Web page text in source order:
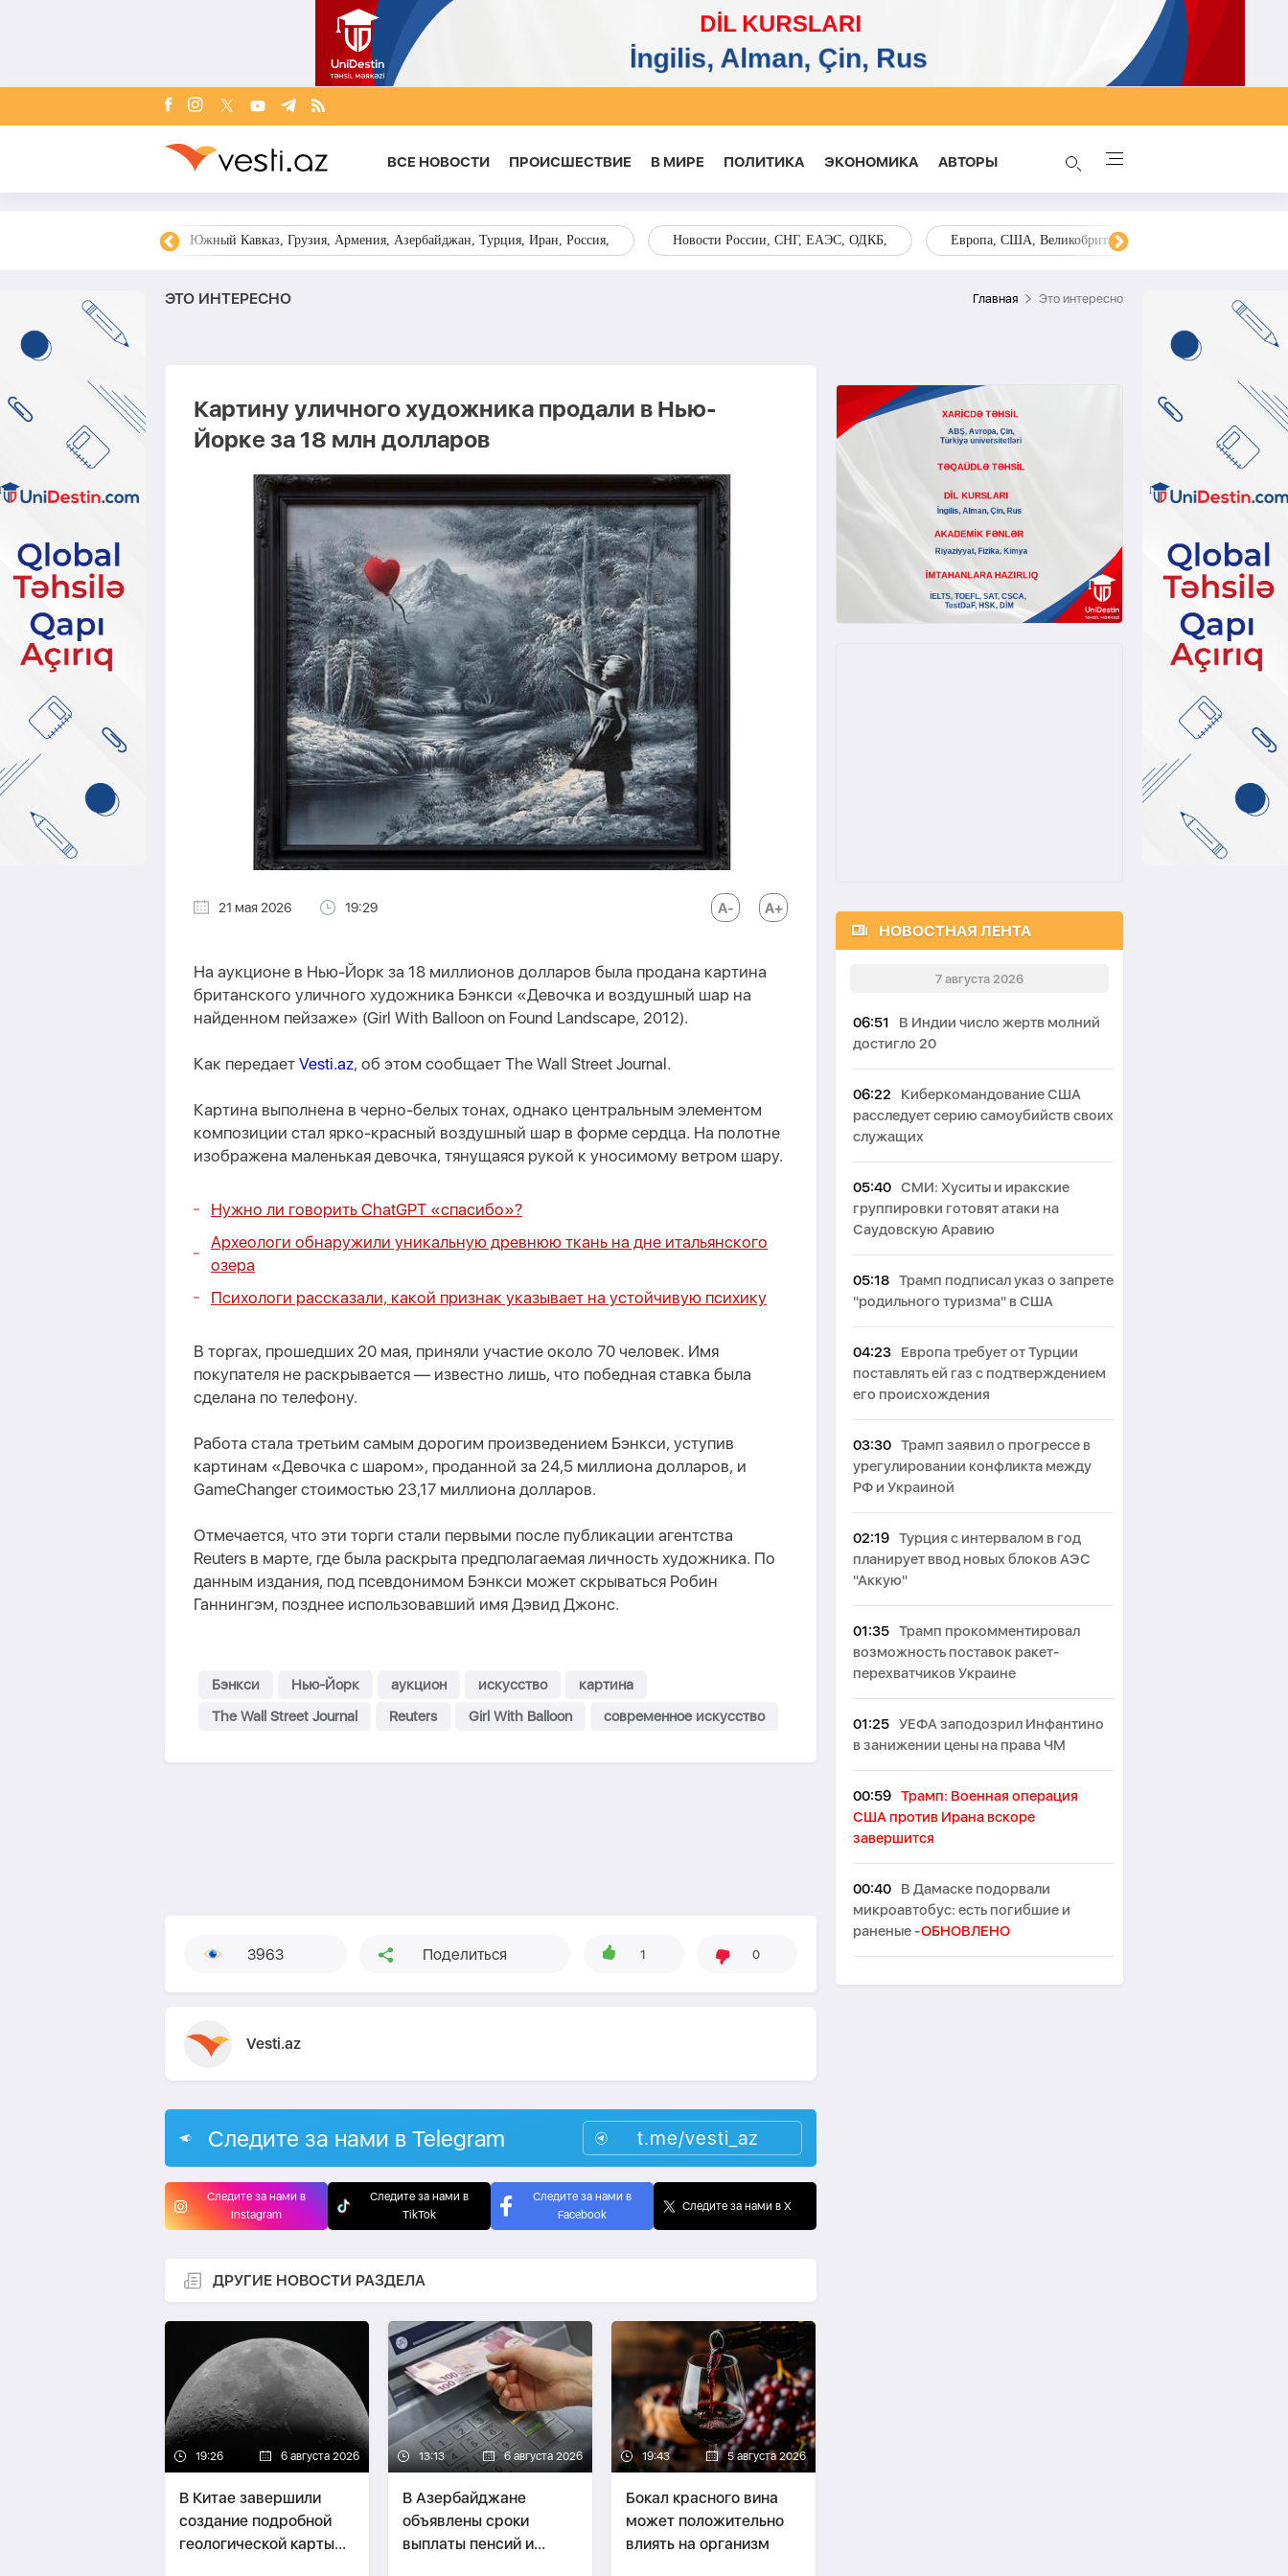
ВСЕ НОВОСТИ ПРОИСШЕСТВИЕ В МИРЕ ПОЛИТИКА ЭКОНОМИКА AВТОРЫ
Южный Кавказ, Грузия, Армения, Азербайджан, Турция, Иран, Россия, Новости России, СНГ, ЕАЭС, ОДКБ, Европа, США, Великобритания, Украина, Запад,
ЭТО ИНТЕРЕСНО Главная Это интересно
Картину уличного художника продали в Нью-
Йорке за 18 млн долларов
21 мая 2026 19:29
На аукционе в Нью-Йорк за 18 миллионов долларов была продана картина
британского уличного художника Бэнкси «Девочка и воздушный шар на
найденном пейзаже» (Girl With Balloon on Found Landscape, 2012).
Как передает Vesti.az, об этом сообщает The Wall Street Journal.
Картина выполнена в черно-белых тонах, однако центральным элементом
композиции стал ярко-красный воздушный шар в форме сердца. На полотне
изображена маленькая девочка, тянущаяся рукой к уносимому ветром шару.
Нужно ли говорить ChatGPT «спасибо»?
Археологи обнаружили уникальную древнюю ткань на дне итальянского
озера
Психологи рассказали, какой признак указывает на устойчивую психику
В торгах, прошедших 20 мая, приняли участие около 70 человек. Имя
покупателя не раскрывается — известно лишь, что победная ставка была
сделана по телефону.
Работа стала третьим самым дорогим произведением Бэнкси, уступив
картинам «Девочка с шаром», проданной за 24,5 миллиона долларов, и
GameChanger стоимостью 23,17 миллиона долларов.
Отмечается, что эти торги стали первыми после публикации агентства
Reuters в марте, где была раскрыта предполагаемая личность художника. По
данным издания, под псевдонимом Бэнкси может скрываться Робин
Ганнингэм, позднее использовавший имя Дэвид Джонс.
Бэнкси Нью-Йорк аукцион искусство
картина
The Wall Street Journal
Reuters Girl With Balloon современное искусство
3963 Поделиться 1 0
Vesti.az
Следите за нами в Telegram t.me/vesti_az
Следите за нами в
Instagram
Следите за нами в
TikTok
Следите за нами в
Facebook
Следите за нами в X
ДРУГИЕ НОВОСТИ РАЗДЕЛА
19:26 6 августа 2026
В Китае завершили
создание подробной
геологической карты
13:13 6 августа 2026
В Азербайджане
объявлены сроки
выплаты пенсий и
19:43 5 августа 2026
Бокал красного вина
может положительно
влиять на организм
НОВОСТНАЯ ЛЕНТА
7 августа 2026
06:51
В Индии число жертв молний
достигло 20
06:22
Киберкомандование США
расследует серию самоубийств своих
служащих
05:40 СМИ: Хуситы и иракские
группировки готовят атаки на
Саудовскую Аравию
05:18 Трамп подписал указ о запрете
"родильного туризма" в США
04:23
Европа требует от Турции
поставлять ей газ с подтверждением
его происхождения
03:30 Трамп заявил о прогрессе в
урегулировании конфликта между
РФ и Украиной
02:19 Турция с интервалом в год
планирует ввод новых блоков АЭС
"Аккую"
01:35 Трамп прокомментировал
возможность поставок ракет-
перехватчиков Украине
01:25 УЕФА заподозрил Инфантино
в занижении цены на права ЧМ
00:59 Трамп: Военная операция
США против Ирана вскоре
завершится
00:40
В Дамаске подорвали
микроавтобус: есть погибшие и
раненые -ОБНОВЛЕНО
00:29 Два взрыва произошли на